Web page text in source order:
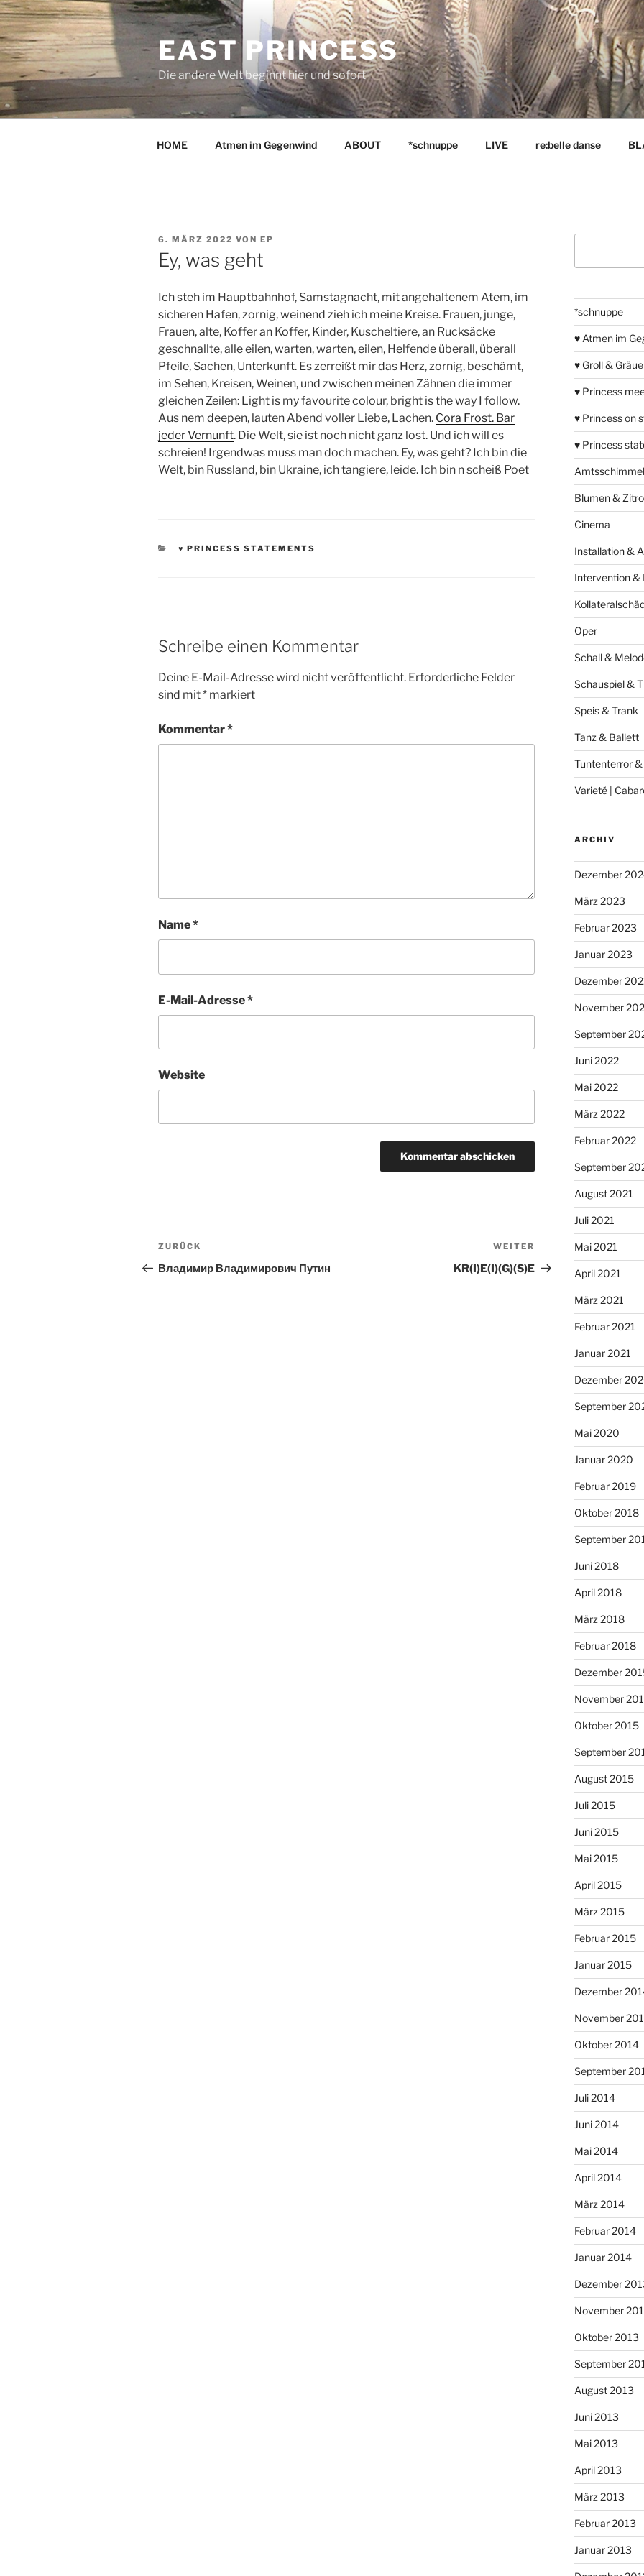
Zum
Inhalt
springen
EAST PRINCESS
Die andere Welt beginnt hier und sofort
HOME Atmen im Gegenwind ABOUT *schnuppe LIVE re:belle danse
VERÖFFENTLICHT
AM
6. MÄRZ 2022 VON EP
Ey, was geht
Ich steh im Hauptbahnhof, Samstagnacht, mit angehaltenem Atem, im
sicheren Hafen, zornig, weinend zieh ich meine Kreise. Frauen, junge,
Frauen, alte, Koffer an Koffer, Kinder, Kuscheltiere, an Rucksäcke
geschnallte, alle eilen, warten, warten, eilen, Helfende überall, überall
Pfeile, Sachen, Unterkunft. Es zerreißt mir das Herz, zornig, beschämt,
im Sehen, Kreisen, Weinen, und zwischen meinen Zähnen die immer
gleichen Zeilen: Light is my favourite colour, bright is the way I follow.
Aus nem deepen, lauten Abend voller Liebe, Lachen. Cora Frost. Bar
jeder Vernunft. Die Welt, sie ist noch nicht ganz lost. Und ich will es
schreien! Irgendwas muss man doch machen. Ey, was geht? Ich bin die
Welt, bin Russland, bin Ukraine, ich tangiere, leide. Ich bin n scheiß Poet
KATEGORIEN
♥ PRINCESS STATEMENTS
Schreibe einen Kommentar
Deine E-Mail-Adresse wird nicht veröffentlicht. Erforderliche Felder
sind mit* markiert
Kommentar*
Name*
E-Mail-Adresse*
Website
Beitragsnavigation
Vorheriger
Beitrag
ZURÜCK
Владимир Владимирович Путин
Nächster
Beitrag
WEITER
KR(I)E(I)(G)(S)E
*schnuppe
♥ Atmen im
♥ Groll &
♥ Princess
♥ Princess on
♥ Princess
Amtsschimmel
Blumen &
Cinema
Installation &
Intervention &
Oper
Schall &
Schauspiel &
Speis & Trank
Tanz & Ballett
Tuntenterror &
Varieté |
ARCHIV
Dezember
März 2023
Februar 2023
Januar 2023
Dezember
November
September
Juni 2022
Mai 2022
März 2022
Februar 2022
September
August 2021
Juli 2021
Mai 2021
April 2021
März 2021
Februar 2021
Januar 2021
Dezember
September
Mai 2020
Januar 2020
Februar 2019
Oktober 2018
September
Juni 2018
April 2018
März 2018
Februar 2018
Dezember
November
Oktober 2015
September
August 2015
Juli 2015
Juni 2015
Mai 2015
April 2015
März 2015
Februar 2015
Januar 2015
Dezember
November
Oktober 2014
September
Juli 2014
Juni 2014
Mai 2014
April 2014
März 2014
Februar 2014
Januar 2014
Dezember
November
Oktober 2013
September
August 2013
Juni 2013
Mai 2013
April 2013
März 2013
Februar 2013
Januar 2013